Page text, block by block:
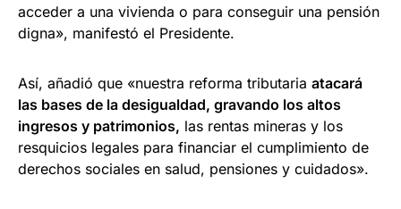
acceder a una vivienda o para conseguir una pensión
digna», manifestó el Presidente.
Así, añadió que «nuestra reforma tributaria atacará
las bases de la desigualdad, gravando los altos
ingresos y patrimonios, las rentas mineras y los
resquicios legales para financiar el cumplimiento de
derechos sociales en salud, pensiones y cuidados».